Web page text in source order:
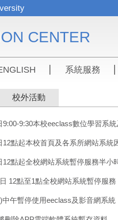
CENTER
系統服務
校外活動
9:00-9:30本校eeclass數位學習系
12點起本校首頁及各系所網站系統
12點起全校網站系統暫停服務半小
12點至1點全校網站系統暫停服務
中午暫停使用eeclass及影音網系統